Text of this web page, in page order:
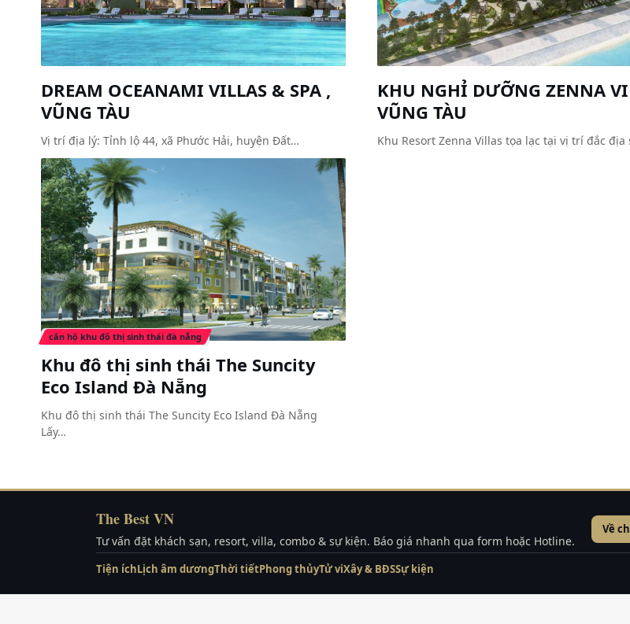
DREAM OCEANAMI VILLAS & SPA ,
VŨNG TÀU
Vị trí địa lý: Tỉnh lộ 44, xã Phước Hải, huyện Đất…
KHU NGHỈ DƯỠNG ZENNA
VŨNG TÀU
Khu Resort Zenna Villas tọa lạc tại vị trí đắc địa
căn hộ khu đô thị sinh thái đà nẵng
Khu đô thị sinh thái The Suncity
Eco Island Đà Nẵng
Khu đô thị sinh thái The Suncity Eco Island Đà Nẵng
Lấy…
The Best VN
Tư vấn đặt khách sạn, resort, villa, combo & sự kiện. Báo giá nhanh qua form hoặc Hotline.
Về
Tiện íchLịch âm dươngThời tiếtPhong thủyTử viXây & BĐSSự kiện